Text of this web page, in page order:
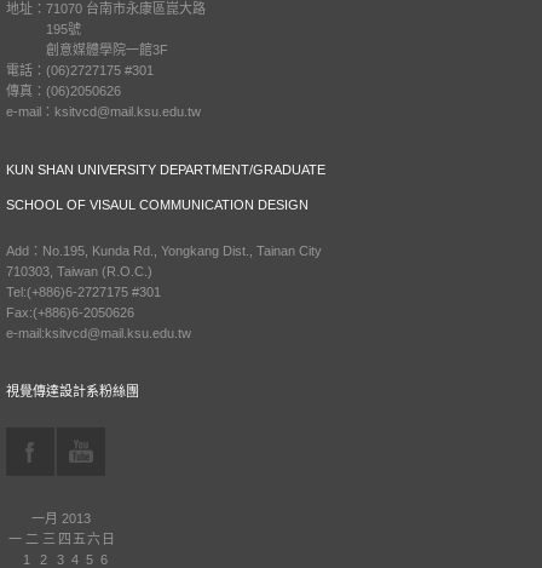
地址：71070 台南市永康區崑大路
195號
創意媒體學院一館3F
電話：(06)2727175 #301
傳真：(06)2050626
e-mail：ksitvcd@mail.ksu.edu.tw
KUN SHAN UNIVERSITY DEPARTMENT/GRADUATE
SCHOOL OF VISAUL COMMUNICATION DESIGN
Add：No.195, Kunda Rd., Yongkang Dist., Tainan City
710303, Taiwan (R.O.C.)
Tel:(+886)6-2727175 #301
Fax:(+886)6-2050626
e-mail:ksitvcd@mail.ksu.edu.tw
視覺傳達設計系粉絲團
一月 2013
一 二 三 四 五六 日
1 2 3 4 5 6